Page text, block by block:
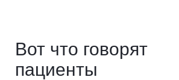
Вот что говорят
пациенты